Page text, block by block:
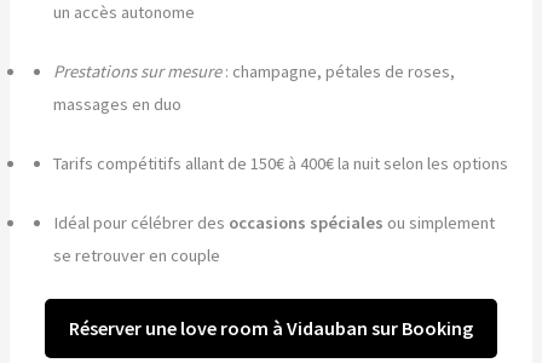
un accès autonome
Prestations sur mesure: champagne, pétales de roses,
massages en duo
Tarifs compétitifs allant de 150€ à 400€ la nuit selon les options
Idéal pour célébrer des occasions spéciales ou simplement
se retrouver en couple
Réserver une love room à Vidauban sur Booking